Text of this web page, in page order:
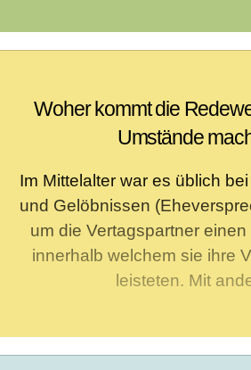
Woher kommt die
Umstände
Im Mittelalter war es üblich
und Gelöbnissen
um die Vertagspartner
innerhalb welchem sie ihre
leisteten. Mit